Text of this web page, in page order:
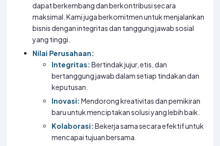
dapat berkembang dan berkontribusi secara
maksimal. Kami juga berkomitmen untuk menjalankan
bisnis dengan integritas dan tanggung jawab sosial
yang tinggi.
Nilai Perusahaan:
Integritas: Bertindak jujur, etis, dan
bertanggung jawab dalam setiap tindakan dan
keputusan.
Inovasi: Mendorong kreativitas dan pemikiran
baru untuk menciptakan solusi yang lebih baik.
Kolaborasi: Bekerja sama secara efektif untuk
mencapai tujuan bersama.